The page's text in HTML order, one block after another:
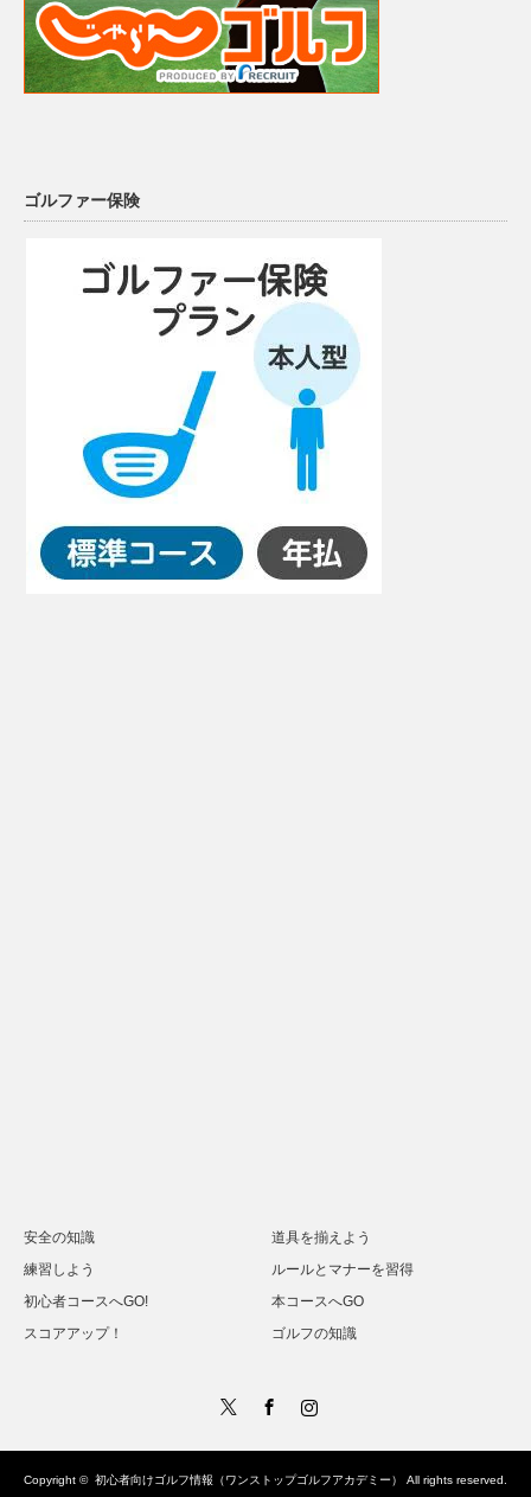
ゴルファー保険
安全の知識
道具を揃えよう
練習しよう
ルールとマナーを習得
初心者コースへGO!
本コースへGO
スコアアップ！
ゴルフの知識
Instagram
Copyright © 初心者向けゴルフ情報（ワンストップゴルフアカデミー） All rights reserved.